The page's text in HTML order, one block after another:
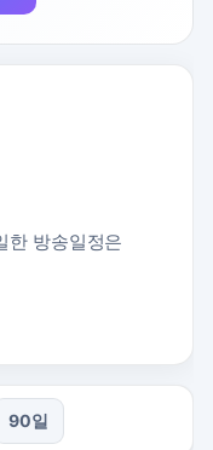
한 방송일정은
90일